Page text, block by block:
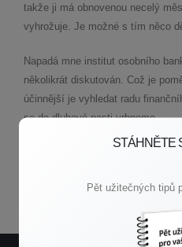
takže ji má obnovenou necelý
vyhrožuje. Je možné s tím něco
Napadá mne institut osobního
několikrát diskutován. Což je
účinnější je vyhledat radu
se do dluhové pasti vrhneme…
Zpět do poradny
STÁHNĚTE
Pět užitečných tipů